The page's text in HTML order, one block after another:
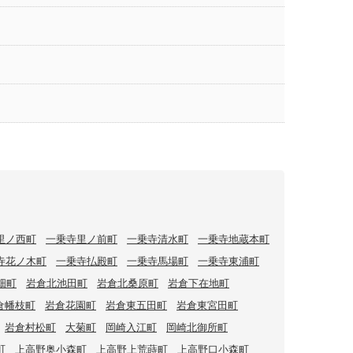
ノ西町 一乗寺里ノ前町 一乗寺清水町
一乗寺地蔵本町
花ノ木町 一乗寺払殿町 一乗寺馬場町
一乗寺東浦町
町 岩倉北池田町 岩倉北桑原町
岩倉下在地町
幡枝町 岩倉花園町 岩倉東五田町
岩倉東宮田町
岩倉村松町 大菊町 岡崎入江町
岡崎北御所町
上高野奥小森町 上高野上荒蒔町 上高野口小森町